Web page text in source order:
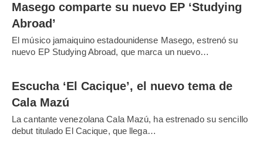
Masego comparte su nuevo EP ‘Studying
Abroad’
El músico jamaiquino estadounidense Masego, estrenó su
nuevo EP Studying Abroad, que marca un nuevo…
Escucha ‘El Cacique’, el nuevo tema de
Cala Mazú
La cantante venezolana Cala Mazú, ha estrenado su sencillo
debut titulado El Cacique, que llega…